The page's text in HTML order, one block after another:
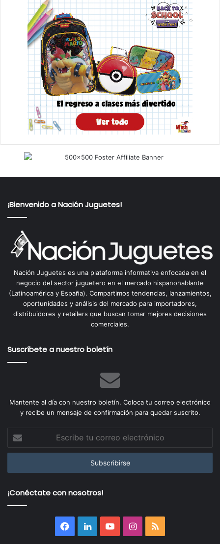
¡Bienvenido a Nación Juguetes!
Nación Juguetes es una plataforma informativa enfocada en el
negocio del sector juguetero en el mercado hispanohablante
(Latinoamérica y España). Compartimos tendencias, lanzamientos,
oportunidades y análisis del mercado para importadores,
distribuidores y retailers que buscan tomar mejores decisiones
comerciales.
Suscríbete a nuestro boletín
Mantente al día con nuestro boletín. Coloca tu correo electrónico
y recibe un mensaje de confirmación para quedar suscrito.
tu
correo
¡Conéctate con nosotros!
Facebook
LinkedInYouTubeInstagram